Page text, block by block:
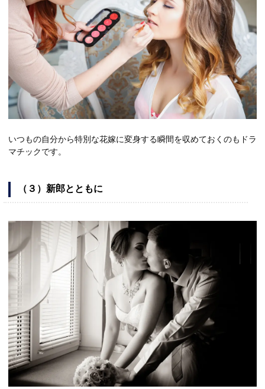
いつもの自分から特別な花嫁に変身する瞬間を収めておくのもドラ
マチックです。
（３）新郎とともに